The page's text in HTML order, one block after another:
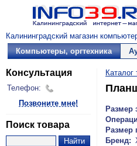
Калининградский магазин
Компьютеры, оргтехника
Консультация
Телефон:
Позвоните мне!
Поиск товара
Каталог
Размер
Размер
Бренд: